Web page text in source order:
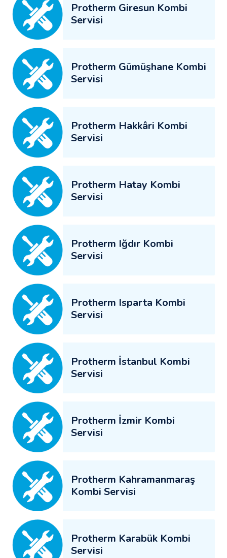
Protherm Giresun Kombi
Servisi
Protherm Gümüşhane Kombi
Servisi
Protherm Hakkâri Kombi
Servisi
Protherm Hatay Kombi
Servisi
Protherm Iğdır Kombi
Servisi
Protherm Isparta Kombi
Servisi
Protherm İstanbul Kombi
Servisi
Protherm İzmir Kombi
Servisi
Protherm Kahramanmaraş
Kombi Servisi
Protherm Karabük Kombi
Servisi